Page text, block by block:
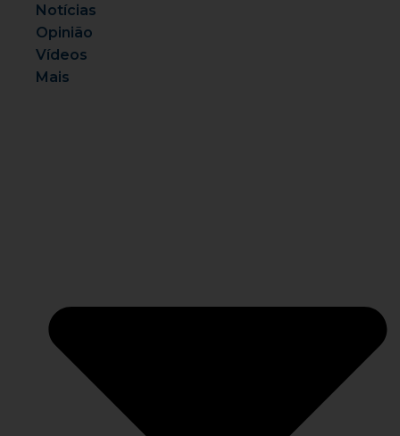
Notícias
Opinião
Vídeos
Mais